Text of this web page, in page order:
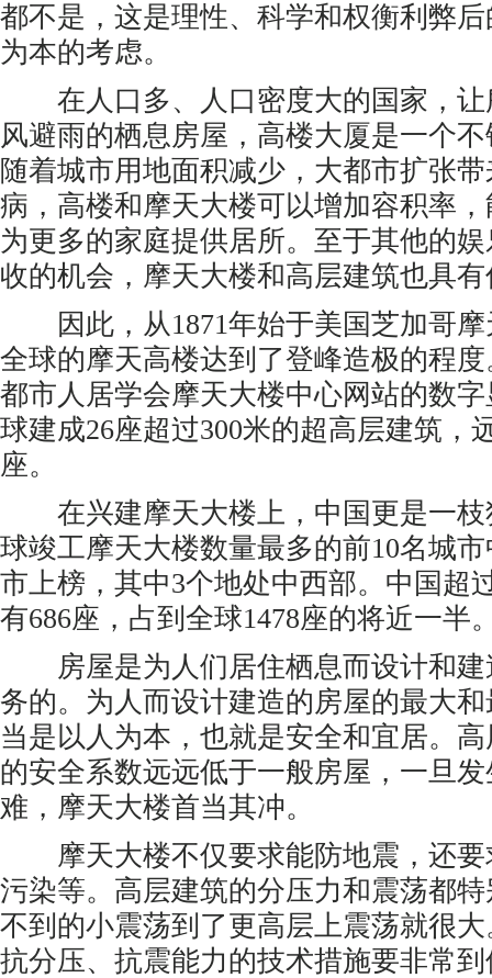
都不是，这是理性、科学和权衡利弊
为本的考虑。
在人口多、人口密度大的国家，让
风避雨的栖息房屋，高楼大厦是一个
随着城市用地面积减少，大都市扩张
病，高楼和摩天大楼可以增加容积率
为更多的家庭提供居所。至于其他的
收的机会，摩天大楼和高层建筑也具
因此，从1871年始于美国芝加哥摩
全球的摩天高楼达到了登峰造极的程
都市人居学会摩天大楼中心网站的数
球建成26座超过300米的超高层建筑，
座。
在兴建摩天大楼上，中国更是一枝
球竣工摩天大楼数量最多的前10名城
市上榜，其中3个地处中西部。中国超
有686座，占到全球1478座的将近一半
房屋是为人们居住栖息而设计和建
务的。为人而设计建造的房屋的最大
当是以人为本，也就是安全和宜居。
的安全系数远远低于一般房屋，一旦
难，摩天大楼首当其冲。
摩天大楼不仅要求能防地震，还要
污染等。高层建筑的分压力和震荡都
不到的小震荡到了更高层上震荡就很
抗分压、抗震能力的技术措施要非常